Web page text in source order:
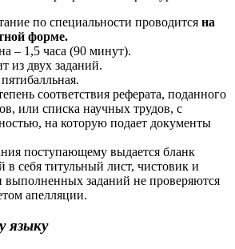
по специальности проводится на
форме.
– 1,5 часа (90 минут).
из двух заданий.
соответствия реферата, поданного
или списка научных трудов, с
на которую подает документы
поступающему выдается бланк
себя титульный лист, чистовик и
выполненных заданий не проверяются
апелляции.
языку